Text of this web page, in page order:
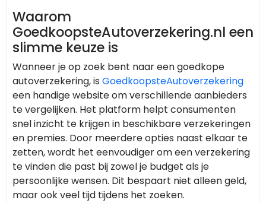
Waarom
GoedkoopsteAutoverzekering.nl een
slimme keuze is
Wanneer je op zoek bent naar een goedkope
autoverzekering, is GoedkoopsteAutoverzekering
een handige website om verschillende aanbieders
te vergelijken. Het platform helpt consumenten
snel inzicht te krijgen in beschikbare verzekeringen
en premies. Door meerdere opties naast elkaar te
zetten, wordt het eenvoudiger om een verzekering
te vinden die past bij zowel je budget als je
persoonlijke wensen. Dit bespaart niet alleen geld,
maar ook veel tijd tijdens het zoeken.